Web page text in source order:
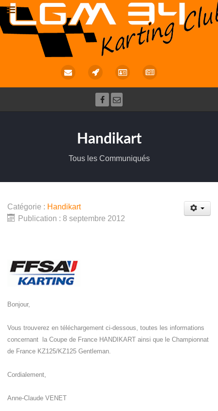
Handikart
Tous les Communiqués
Catégorie : Handikart
Publication : 8 septembre 2012
Bonjour,
Vous trouverez en téléchargement ci-dessous, toutes les informations
concernant la Coupe de France HANDIKART ainsi que le Championnat
de France KZ125/KZ125 Gentleman.
Cordialement,
Anne-Claude VENET